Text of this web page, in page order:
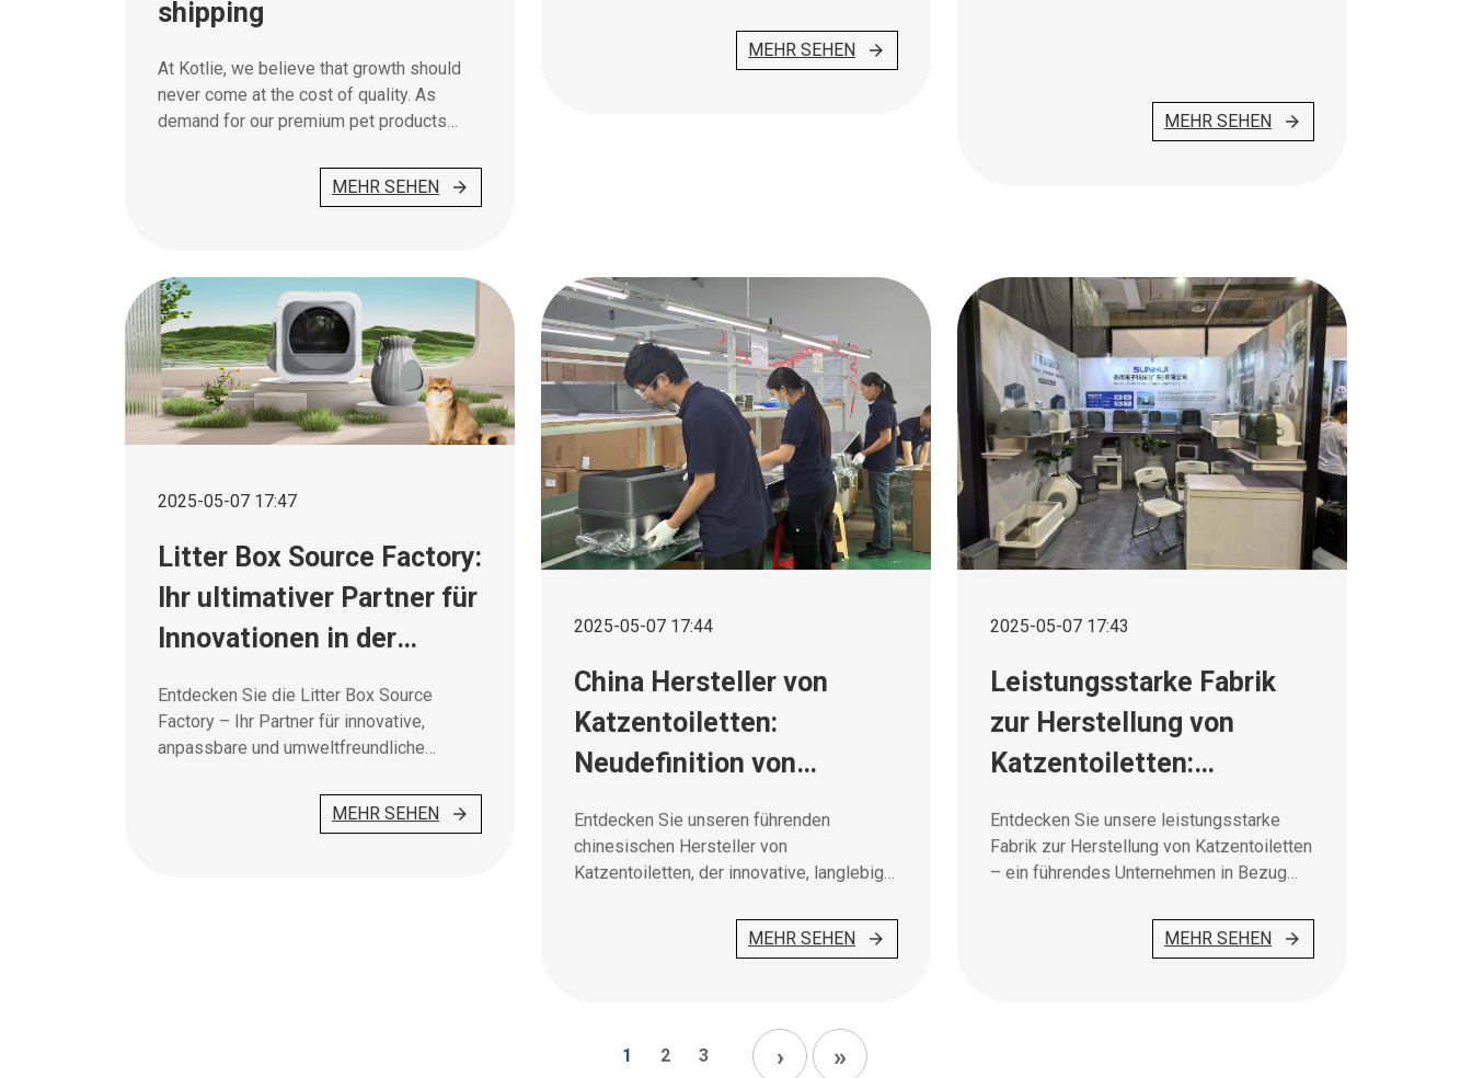
shipping
At Kotlie, we believe that growth should
never come at the cost of quality. As
demand for our premium pet products
selling stainless steel cat litter boxes—
we’re proud to announce that we’ve
measures to deliver even greater
reliability to our customers.
MEHR SEHEN
MEHR SEHEN
MEHR SEHEN
2025-05-07 17:47
Litter Box Source Factory:
Ihr ultimativer Partner für
Innovationen in der
Entdecken Sie die Litter Box Source
Factory – Ihr Partner für innovative,
anpassbare und umweltfreundliche
MEHR SEHEN
2025-05-07 17:44
China Hersteller von
Katzentoiletten:
Neudefinition von
Haustierpflegelösungen
mit Innovation und
Qualität
Entdecken Sie unseren führenden
chinesischen Hersteller von
Katzentoiletten, der innovative, langlebige
Haustierpflegelösungen für ein
hervorragendes Benutzererlebnis bietet.
MEHR SEHEN
2025-05-07 17:43
Leistungsstarke Fabrik
zur Herstellung von
Katzentoiletten:
Produktion von
Haustierpflegeprodukten
Entdecken Sie unsere leistungsstarke
Fabrik zur Herstellung von Katzentoiletten
– ein führendes Unternehmen in Bezug
Produktion für hochwertige
MEHR SEHEN
1 2 3 › »